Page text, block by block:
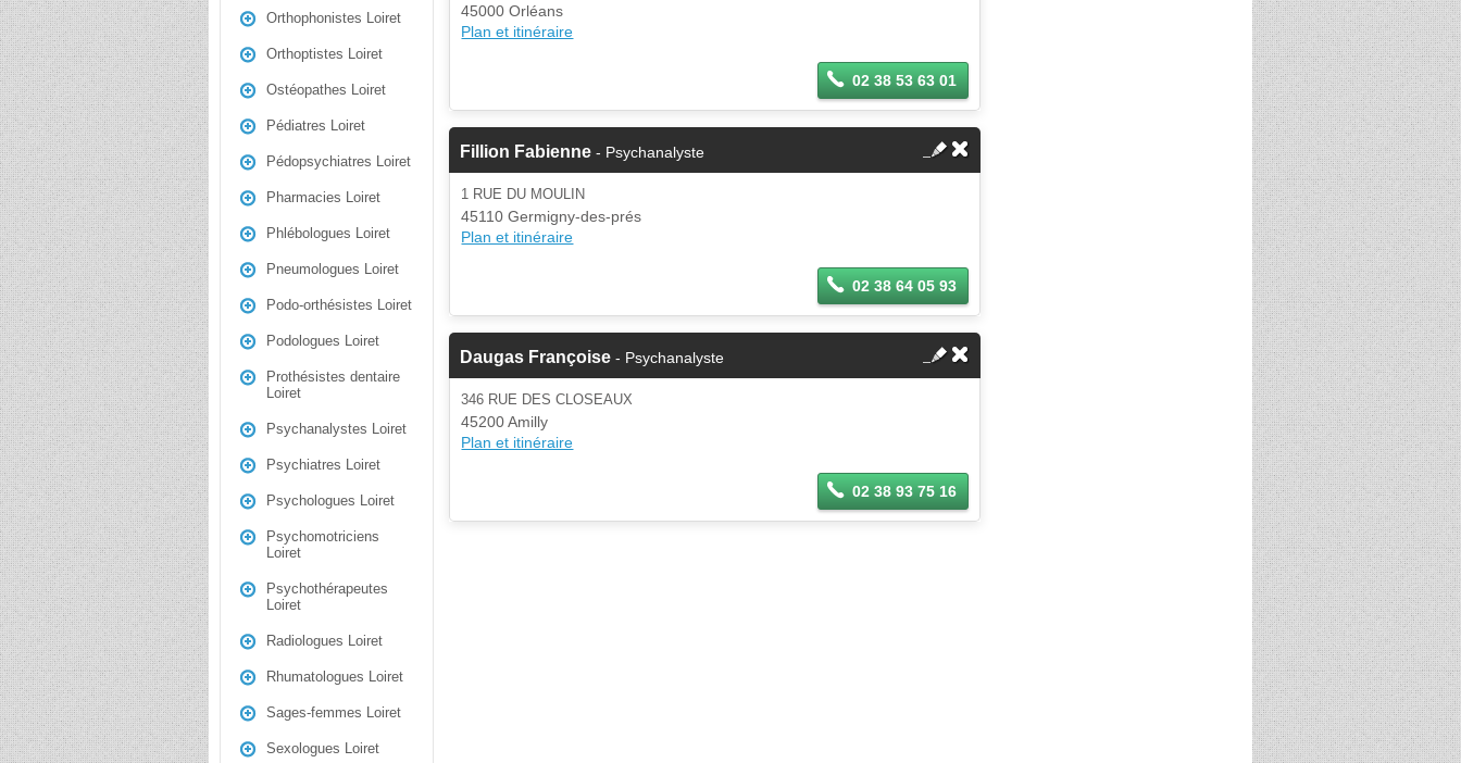
Orthophonistes Loiret
Orthoptistes Loiret
Ostéopathes Loiret
Pédiatres Loiret
Pédopsychiatres Loiret
Pharmacies Loiret
Phlébologues Loiret
Pneumologues Loiret
Podo-orthésistes Loiret
Podologues Loiret
Prothésistes dentaire
Loiret
Psychanalystes Loiret
Psychiatres Loiret
Psychologues Loiret
Psychomotriciens
Loiret
Psychothérapeutes
Loiret
Radiologues Loiret
Rhumatologues Loiret
Sages-femmes Loiret
Sexologues Loiret
45000 Orléans
Plan et itinéraire
02 38 53 63 01
Fillion Fabienne - Psychanalyste
1 RUE DU MOULIN
45110 Germigny-des-prés
Plan et itinéraire
02 38 64 05 93
Daugas Françoise - Psychanalyste
346 RUE DES CLOSEAUX
45200 Amilly
Plan et itinéraire
02 38 93 75 16